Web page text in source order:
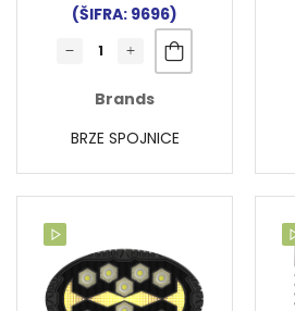
(ŠIFRA: 9696)
Brands
BRZE SPOJNICE